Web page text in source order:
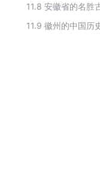
11.8 安徽省的名胜
11.9